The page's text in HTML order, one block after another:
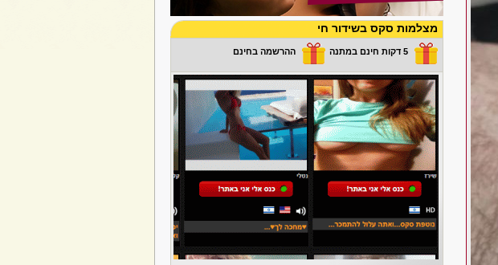
מצלמות סקס בשידור חי
5 דקות חינם במתנה ההרשמה בחינם